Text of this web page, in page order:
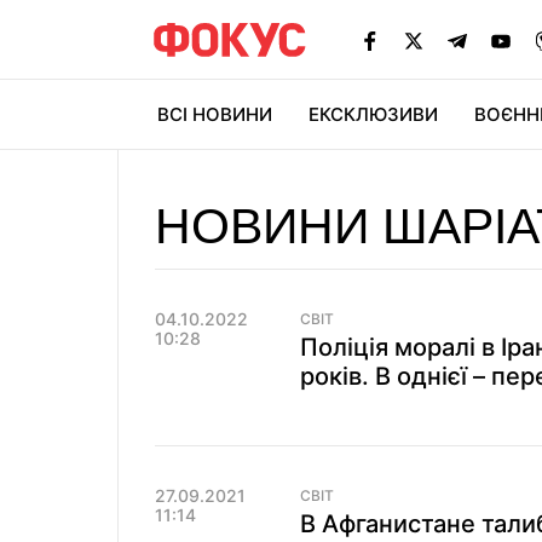
ВСІ НОВИНИ ЕКСКЛЮЗИВИ
НОВИНИ
04.10.2022
10:28
СВІТ
Поліція моралі в
років. В однієї –
27.09.2021
11:14
СВІТ
В Афганистане